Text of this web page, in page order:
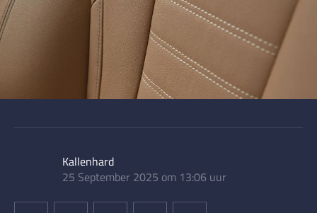
Kallenhard
25 September 2025 om 13:06 uur